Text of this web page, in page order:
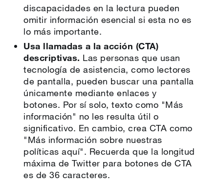
discapacidades en la lectura pueden
omitir información esencial si esta no es
lo más importante.
Usa llamadas a la acción (CTA)
descriptivas. Las personas que usan
tecnología de asistencia, como lectores
de pantalla, pueden buscar una pantalla
únicamente mediante enlaces y
botones. Por sí solo, texto como "Más
información" no les resulta útil o
significativo. En cambio, crea CTA como
"Más información sobre nuestras
políticas aquí". Recuerda que la longitud
máxima de Twitter para botones de CTA
es de 36 caracteres.